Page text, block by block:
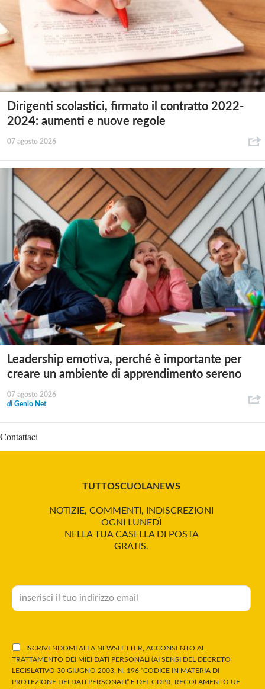
Dirigenti scolastici, firmato il contratto 2022-
2024: aumenti e nuove regole
07 agosto 2026
Leadership emotiva, perché è importante per
creare un ambiente di apprendimento sereno
07 agosto 2026
di Genio Net
Contattaci
TUTTOSCUOLANEWS
NOTIZIE, COMMENTI, INDISCREZIONI
OGNI LUNEDÌ
NELLA TUA CASELLA DI POSTA
GRATIS.
ISCRIVENDOMI ALLA NEWSLETTER, ACCONSENTO AL
TRATTAMENTO DEI MIEI DATI PERSONALI (AI SENSI DEL DECRETO
LEGISLATIVO 30 GIUGNO 2003, N. 196 “CODICE IN MATERIA DI
PROTEZIONE DEI DATI PERSONALI” E DEL GDPR, REGOLAMENTO UE